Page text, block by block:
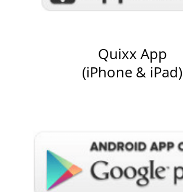
Quixx App
(iPhone & iPad)